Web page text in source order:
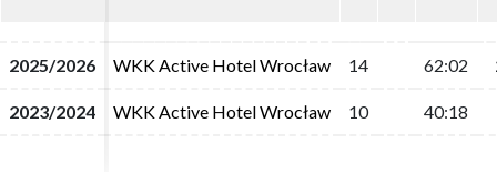
2025/2026 WKK Active Hotel Wrocław 14 62:02
2023/2024 WKK Active Hotel Wrocław 10 40:18
2025/2026 WKK Active Hotel Wrocław 14 62:02
2023/2024 WKK Active Hotel Wrocław 10 40:18